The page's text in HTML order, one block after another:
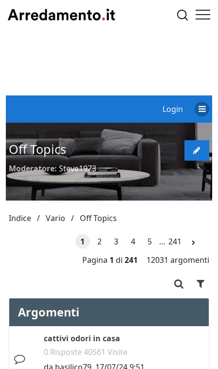
Login
Off Topics
Moderatore:Steve1973
Indice Vario Off Topics
1 2 3 4 5 … 241
Pagina 1 di 241 12031 argomenti
Argomenti
cattivi odori in casa
0 Risposte 40561 Visite